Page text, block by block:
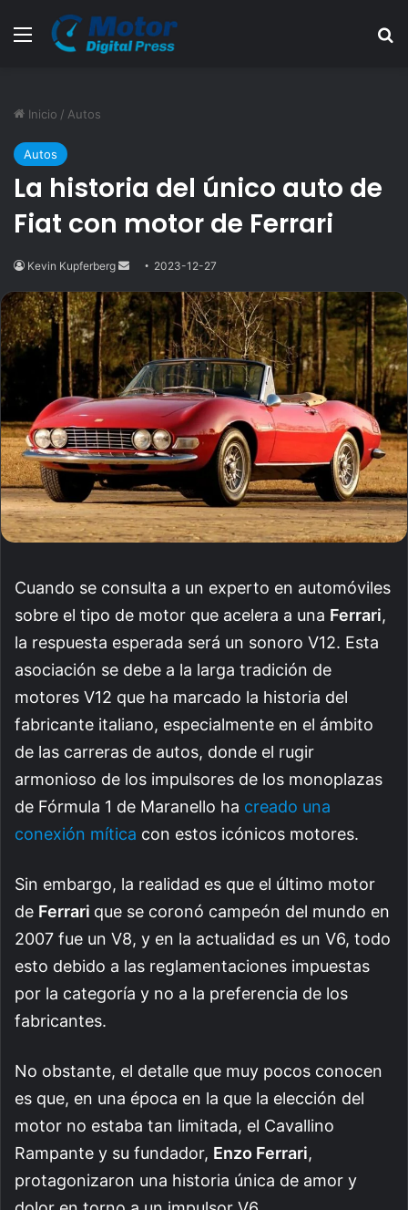
Menú
Inicio / Autos
Autos
La historia del único auto de
Fiat con motor de Ferrari
Kevin Kupferberg
Send
email
2023-12-27
Cuando se consulta a un experto en automóviles
sobre el tipo de motor que acelera a una Ferrari,
la respuesta esperada será un sonoro V12. Esta
asociación se debe a la larga tradición de
motores V12 que ha marcado la historia del
fabricante italiano, especialmente en el ámbito
de las carreras de autos, donde el rugir
armonioso de los impulsores de los monoplazas
de Fórmula 1 de Maranello ha creado una
conexión mítica con estos icónicos motores.
Sin embargo, la realidad es que el último motor
de Ferrari que se coronó campeón del mundo en
2007 fue un V8, y en la actualidad es un V6, todo
esto debido a las reglamentaciones impuestas
por la categoría y no a la preferencia de los
fabricantes.
No obstante, el detalle que muy pocos conocen
es que, en una época en la que la elección del
motor no estaba tan limitada, el Cavallino
Rampante y su fundador, Enzo Ferrari,
protagonizaron una historia única de amor y